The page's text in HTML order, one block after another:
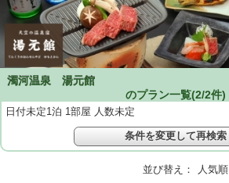
濁河温泉 湯元館
のプラン一覧(2/2件)
日付未定1泊 1部屋 人数未定
条件を変更して再検索
並び替え： 人気順 |